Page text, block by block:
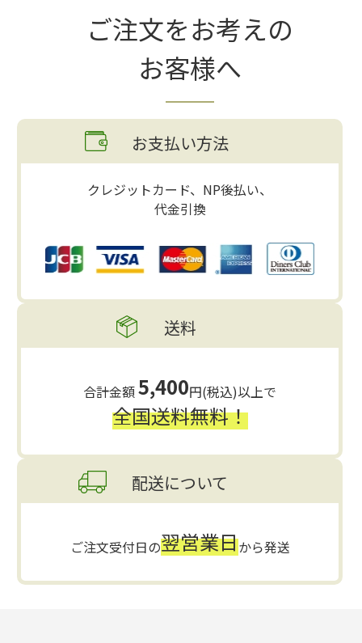
ご注文をお考えの
お客様へ
お支払い方法
クレジットカード、NP後払い、
代金引換
送料
合計金額5,400円(税込)以上で
全国送料無料！
配送について
ご注文受付日の翌営業日から発送